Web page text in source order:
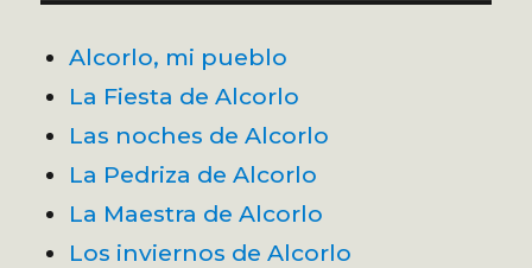
Alcorlo, mi pueblo
La Fiesta de Alcorlo
Las noches de Alcorlo
La Pedriza de Alcorlo
La Maestra de Alcorlo
Los inviernos de Alcorlo